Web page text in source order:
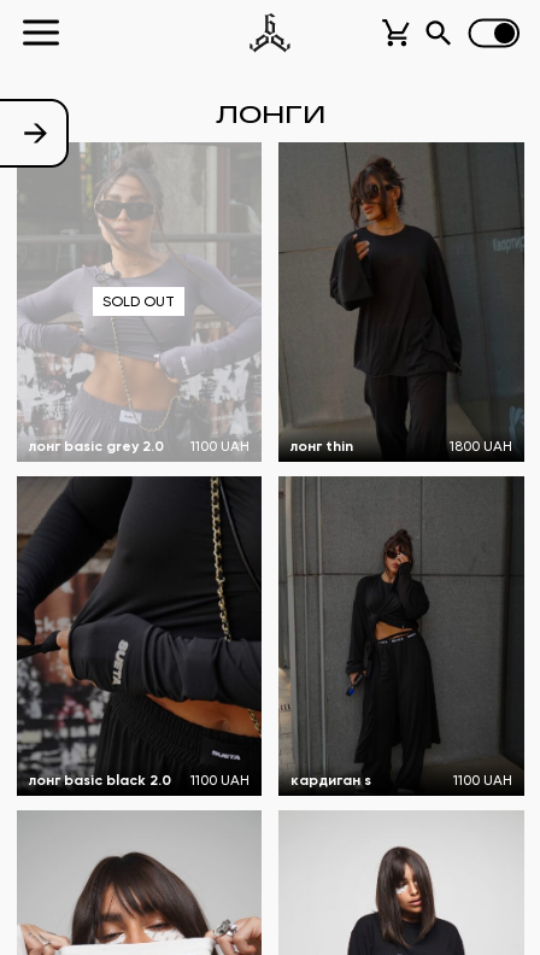
ЛОНГИ
SOLD OUT
лонг basic grey 2.0 1100 UAH лонг thin 1800 UAH
лонг basic black 2.0 1100 UAH кардиган s 1100 UAH